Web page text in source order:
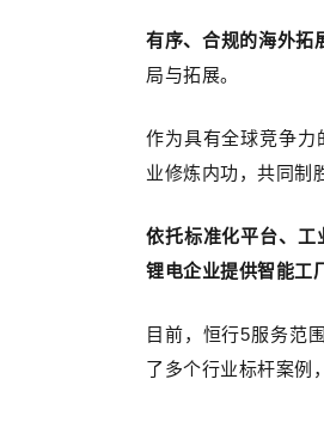
有序、合规的海外拓
局与拓展。
作为具有全球竞争力
业修炼内功，共同制
依托标准化平台、工
锂电企业提供智能工
目前，恒行5服务范
了多个行业标杆案例